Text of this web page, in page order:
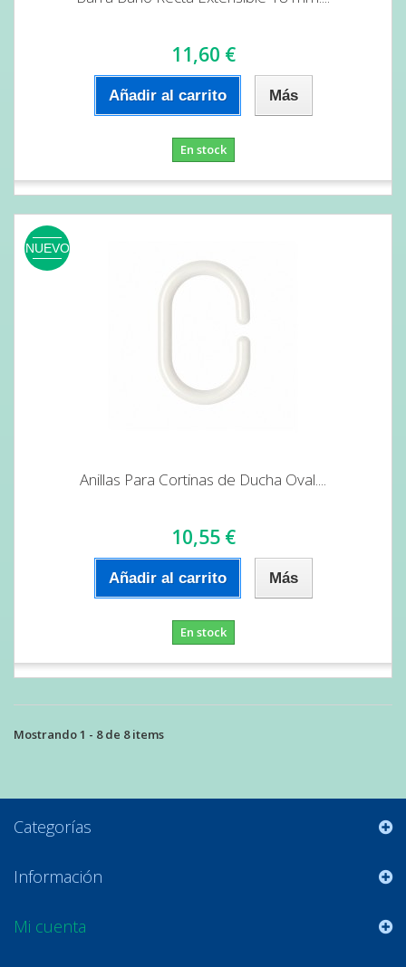
11,60 €
Añadir al carrito Más
En stock
NUEVO
Anillas Para Cortinas de Ducha Oval....
10,55 €
Añadir al carrito Más
En stock
Mostrando 1 - 8 de 8 items
Categorías
Información
Mi cuenta